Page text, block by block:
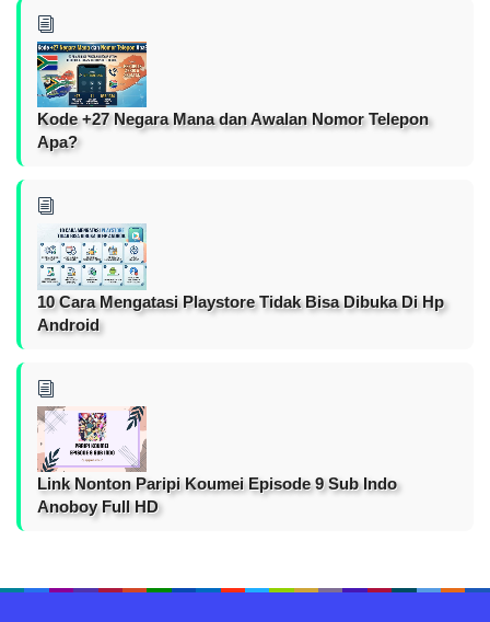
Kode +27 Negara Mana dan Awalan Nomor Telepon
Apa?
10 Cara Mengatasi Playstore Tidak Bisa Dibuka Di Hp
Android
Link Nonton Paripi Koumei Episode 9 Sub Indo
Anoboy Full HD